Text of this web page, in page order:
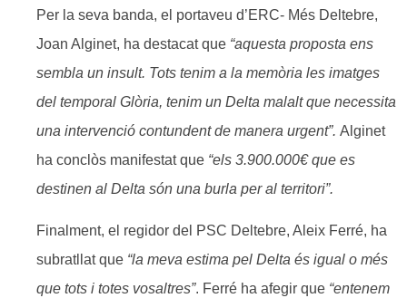
Per la seva banda, el portaveu d’ERC- Més Deltebre,
Joan Alginet, ha destacat que “aquesta proposta ens
sembla un insult. Tots tenim a la memòria les imatges
del temporal Glòria, tenim un Delta malalt que necessita
una intervenció contundent de manera urgent”. Alginet
ha conclòs manifestat que “els 3.900.000€ que es
destinen al Delta són una burla per al territori”.
Finalment, el regidor del PSC Deltebre, Aleix Ferré, ha
subratllat que “la meva estima pel Delta és igual o més
que tots i totes vosaltres”. Ferré ha afegir que “entenem